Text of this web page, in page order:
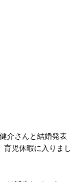
介さんと結婚発表
育児休暇に入りまし